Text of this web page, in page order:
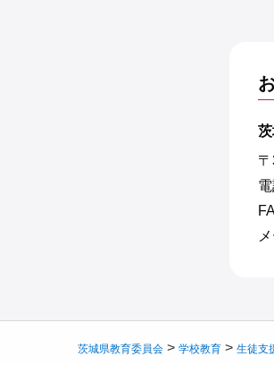
茨城県教育委員会 > 学校教育 > 生徒支